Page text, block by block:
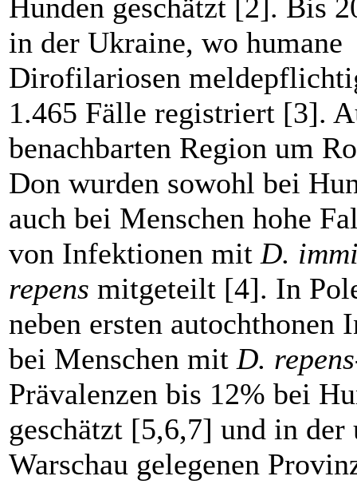
Hunden geschätzt [2]. Bis
in der Ukraine, wo humane
Dirofilariosen
1.465 Fälle registriert [3].
benachbarten Region um
Don wurden sowohl bei
auch bei Menschen hohe
von Infektionen mit D.
repens mitgeteilt [4]. In
neben ersten autochthonen
bei Menschen mit D. repens
Prävalenzen bis 12% bei
geschätzt [5,6,7] und in der
Warschau gelegenen